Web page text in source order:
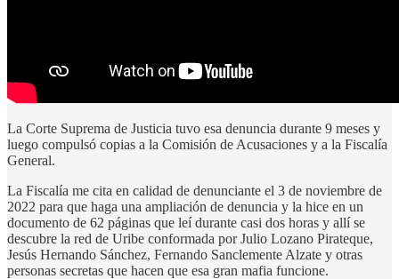
La Corte Suprema de Justicia tuvo esa denuncia durante 9 meses y
luego compulsó copias a la Comisión de Acusaciones y a la Fiscalía
General.
La Fiscalía me cita en calidad de denunciante el 3 de noviembre de
2022 para que haga una ampliación de denuncia y la hice en un
documento de 62 páginas que leí durante casi dos horas y allí se
descubre la red de Uribe conformada por Julio Lozano Pirateque,
Jesús Hernando Sánchez, Fernando Sanclemente Alzate y otras
personas secretas que hacen que esa gran mafia funcione.